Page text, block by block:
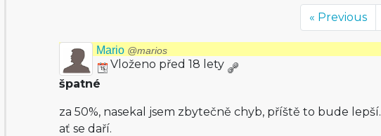
« Previous
Mario @marios
Vloženo před 18 lety
špatné
za 50%, nasekal jsem zbytečně chyb, příště to bude lepší.
ať se daří.